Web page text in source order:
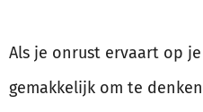
Als je onrust ervaart op
gemakkelijk om te